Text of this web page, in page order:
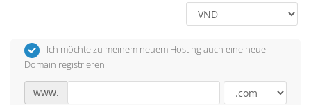
Ich möchte zu meinem neuem Hosting auch eine neue
Domain registrieren.
www.